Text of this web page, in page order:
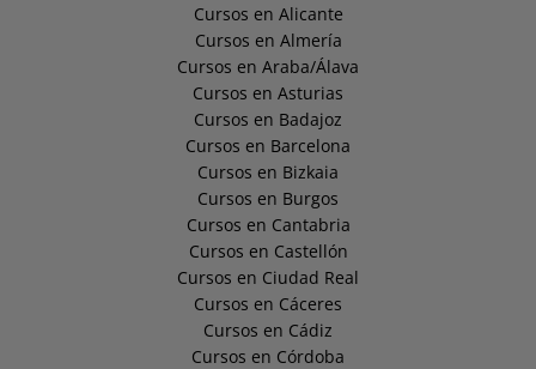
Cursos en Alicante
Cursos en Almería
Cursos en Araba/Álava
Cursos en Asturias
Cursos en Badajoz
Cursos en Barcelona
Cursos en Bizkaia
Cursos en Burgos
Cursos en Cantabria
Cursos en Castellón
Cursos en Ciudad Real
Cursos en Cáceres
Cursos en Cádiz
Cursos en Córdoba